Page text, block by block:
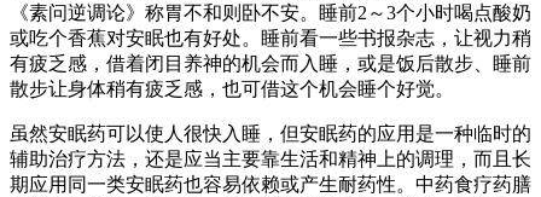
《素问逆调论》称胃不和则卧不安。睡前2～3个小时喝点酸奶
或吃个香蕉对安眠也有好处。睡前看一些书报杂志，让视力稍
有疲乏感，借着闭目养神的机会而入睡，或是饭后散步、睡前
散步让身体稍有疲乏感，也可借这个机会睡个好觉。
虽然安眠药可以使人很快入睡，但安眠药的应用是一种临时的
辅助治疗方法，还是应当主要靠生活和精神上的调理，而且长
期应用同一类安眠药也容易依赖或产生耐药性。中药食疗药膳